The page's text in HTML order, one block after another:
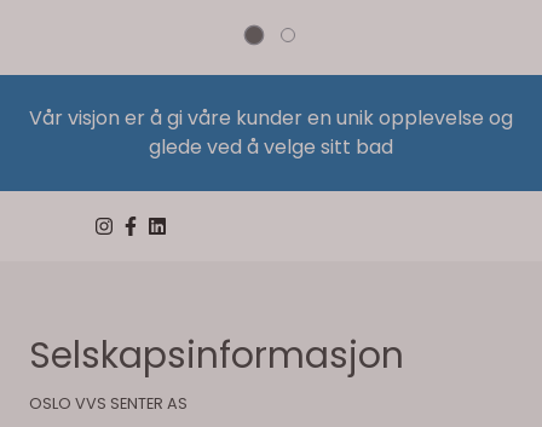
Vår visjon er å gi våre kunder en unik opplevelse og
glede ved å velge sitt bad
Selskapsinformasjon
OSLO VVS SENTER AS